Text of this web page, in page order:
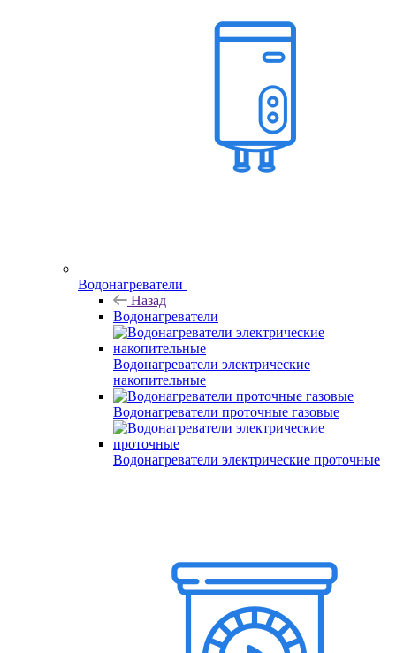
Водонагреватели
Назад
Водонагреватели
Водонагреватели электрические
накопительные
Водонагреватели проточные газовые
Водонагреватели электрические проточные